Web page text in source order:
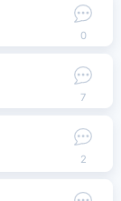
0
7
2